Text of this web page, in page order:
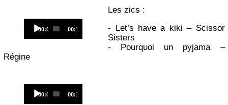
Player
Current
00:00
Total
00:14
Les zics :
- Let’s have a kiki – Scissor
Sisters
- Pourquoi un pyjama –
Régine
Player
Current
00:00
Total
00:14